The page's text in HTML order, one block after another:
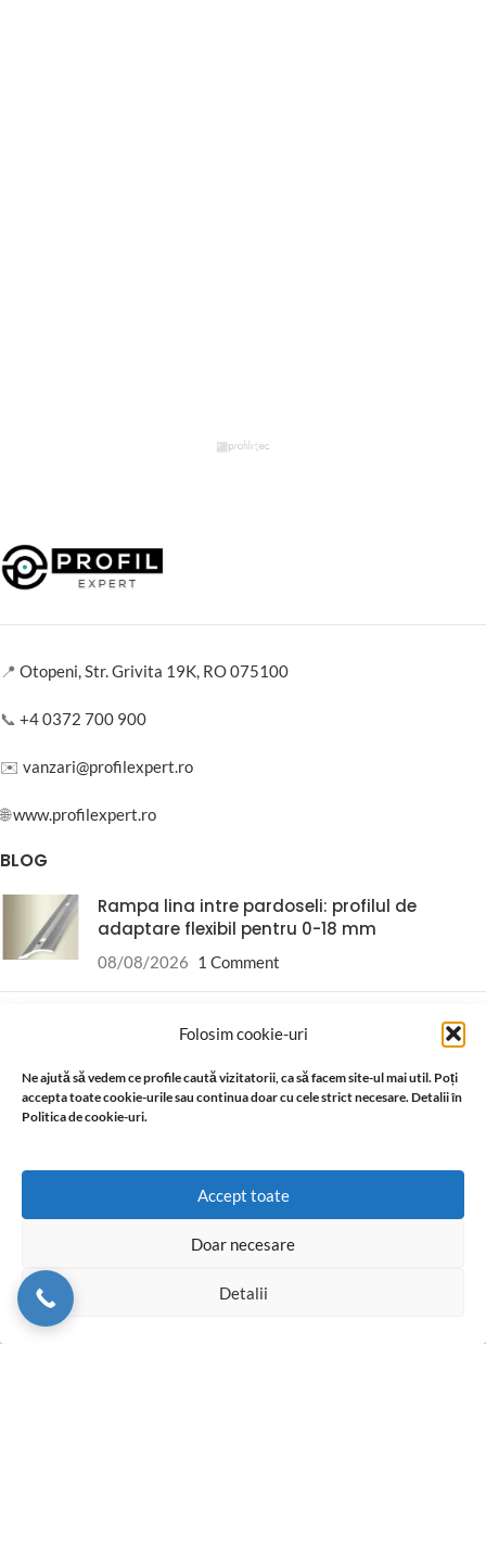
Folosim cookie-uri
Ne ajută să vedem ce profile caută vizitatorii, ca să facem site-ul mai util. Poți
accepta toate cookie-urile sau continua doar cu cele strict necesare. Detalii în
Politica de cookie-uri.
Accept toate
Doar necesare
Detalii
📍 Otopeni, Str. Grivita 19K, RO 075100
📞 +4 0372 700 900
✉️ vanzari@profilexpert.ro
🌐www.profilexpert.ro
BLOG
Rampa lina intre pardoseli: profilul de
adaptare flexibil pentru 0-18 mm
08/08/2026 1 Comment
complet 2026
08/08/2026 1 Comment
Livram din stoc in 24-48h oriunde in Romania
Termeni si Conditii
Conditii Comerciale
Instructiuni montaj Garantie